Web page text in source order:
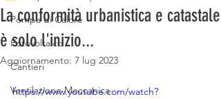
Pompa di Calore
Fotovoltaico
Cantieri
Ventilazione Meccanica
La conformità urbanistica e catastale
è solo l'inizio...
Aggiornamento: 7 lug 2023
https://www.youtube.com/watch?